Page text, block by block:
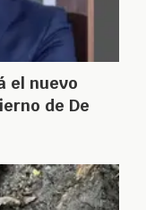
el nuevo
de De